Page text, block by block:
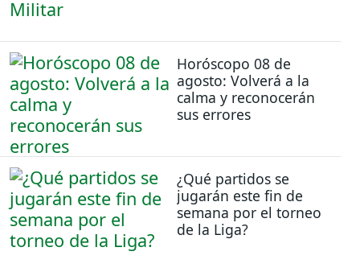
Horóscopo 08 de
agosto: Volverá a la
calma y reconocerán
sus errores
¿Qué partidos se
jugarán este fin de
semana por el torneo
de la Liga?